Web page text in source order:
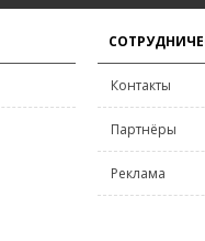
Контакты
Партнёры
Реклама